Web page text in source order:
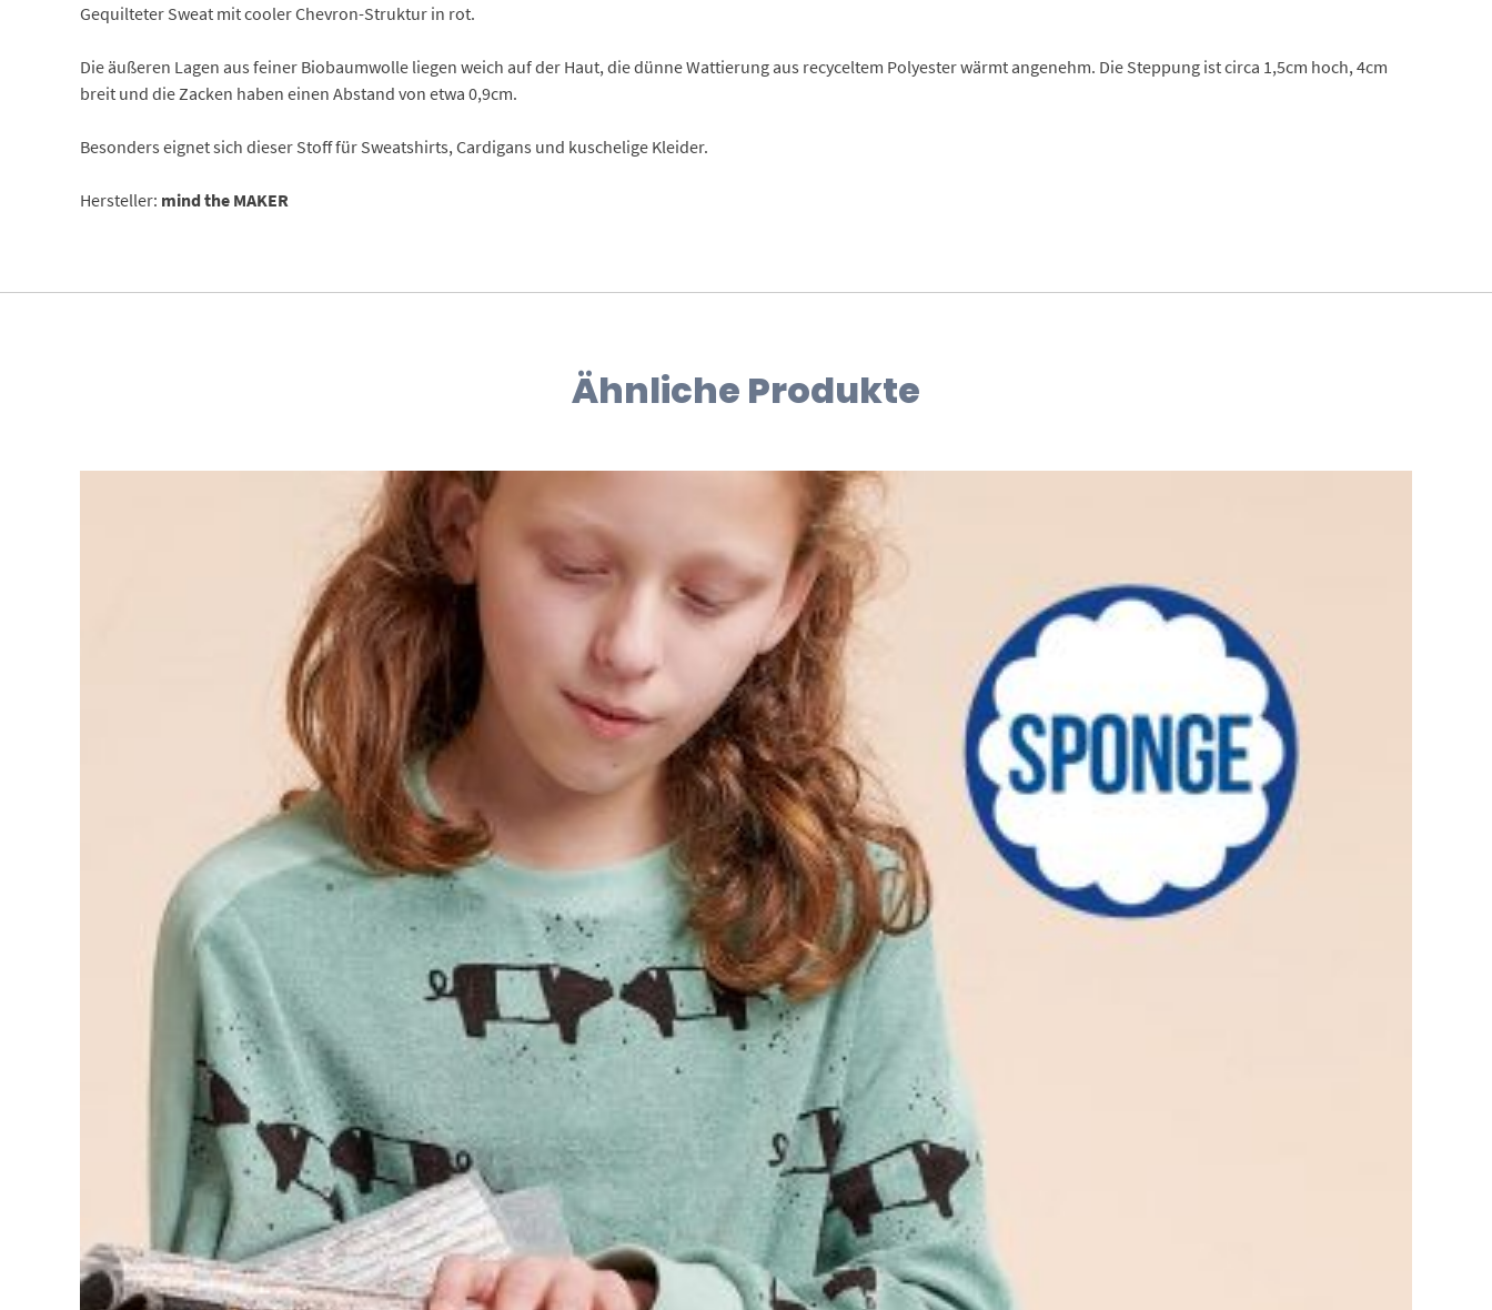
Gequilteter Sweat mit cooler Chevron-Struktur in rot.
Die äußeren Lagen aus feiner Biobaumwolle liegen weich auf der Haut, die dünne Wattierung aus recyceltem Polyester wärmt angenehm. Die Steppung ist circa 1,5cm hoch, 4cm
breit und die Zacken haben einen Abstand von etwa 0,9cm.
Besonders eignet sich dieser Stoff für Sweatshirts, Cardigans und kuschelige Kleider.
Hersteller: mind the MAKER
Ähnliche Produkte